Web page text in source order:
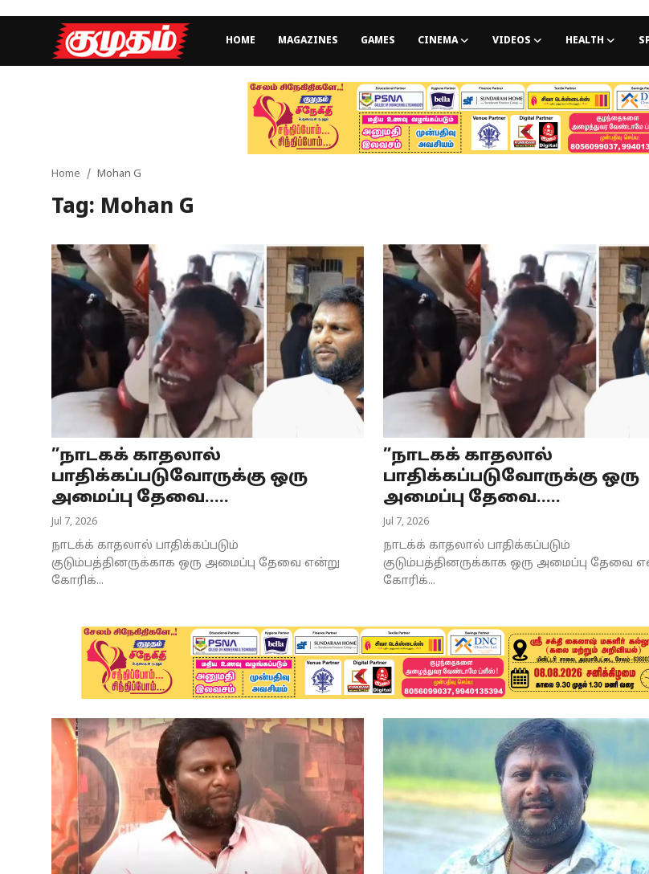
HOME MAGAZINES GAMES CINEMA VIDEOS HEALTH
Games
Videos
Health
Tamilnadu
National
Astrology
Home Mohan G
Tag: Mohan G
”நாடகக் காதலால்
பாதிக்கப்படுவோருக்கு ஒரு
அமைப்பு தேவை.....
Jul 7, 2026
நாடக்க் காதலால் பாதிக்கப்படும்
குடும்பத்தினருக்காக ஒரு அமைப்பு தேவை என்று
கோரிக்...
”நாடகக் காதலால்
பாதிக்கப்படுவோருக்கு ஒரு
அமைப்பு தேவை.....
Jul 7, 2026
நாடக்க் காதலால் பாதிக்கப்படும்
குடும்பத்தினருக்காக ஒரு அமைப்பு தேவை
கோரிக்...